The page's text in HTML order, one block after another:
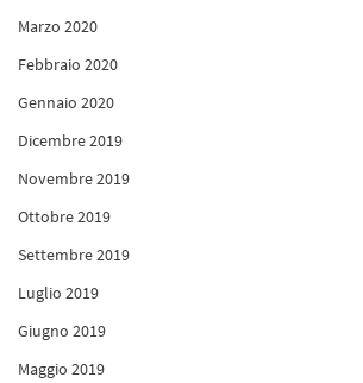
Marzo 2020
Febbraio 2020
Gennaio 2020
Dicembre 2019
Novembre 2019
Ottobre 2019
Settembre 2019
Luglio 2019
Giugno 2019
Maggio 2019